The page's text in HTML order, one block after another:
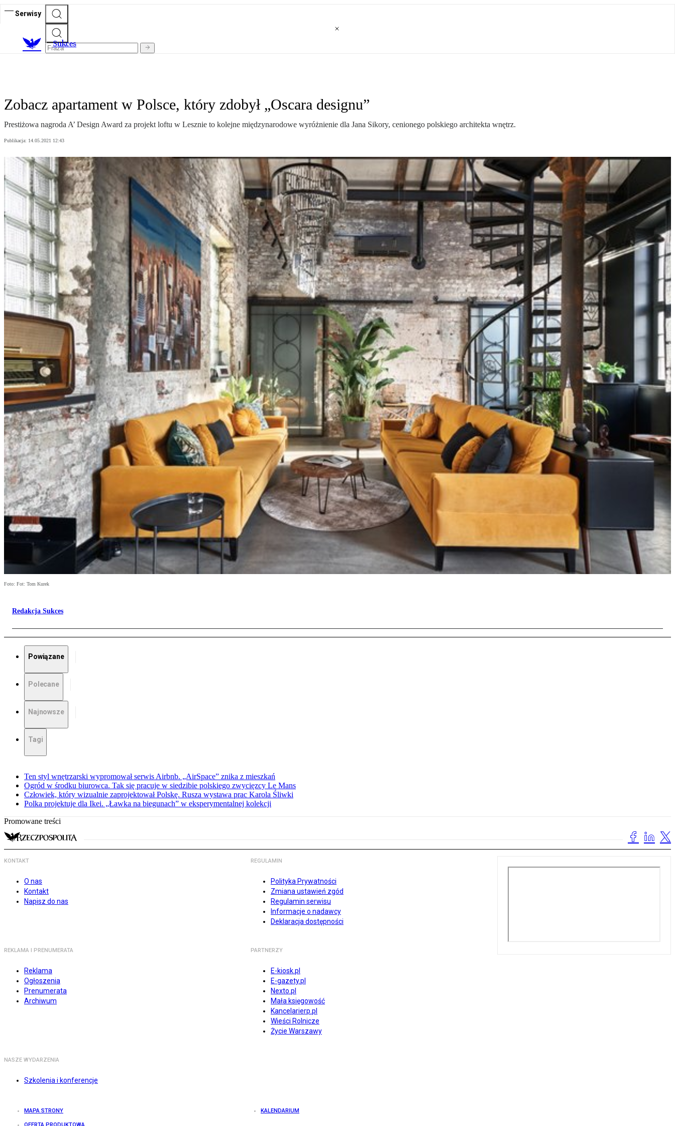
Serwisy
Sukces
Zobacz apartament w Polsce, który zdobył „Oscara designu”
Prestiżowa nagroda A’ Design Award za projekt loftu w Lesznie to kolejne międzynarodowe wyróżnienie dla Jana Sikory, cenionego polskiego architekta wnętrz.
Publikacja: 14.05.2021 12:43
Foto: Fot: Tom Kurek
Redakcja Sukces
Powiązane
Polecane
Najnowsze
Tagi
Ten styl wnętrzarski wypromował serwis Airbnb. „AirSpace” znika z mieszkań
Ogród w środku biurowca. Tak się pracuje w siedzibie polskiego zwycięzcy Le Mans
Człowiek, który wizualnie zaprojektował Polskę. Rusza wystawa prac Karola Śliwki
Polka projektuje dla Ikei. „Ławka na biegunach” w eksperymentalnej kolekcji
Promowane treści
KONTAKT
O nas
Kontakt
Napisz do nas
REGULAMIN
Polityka Prywatności
Zmiana ustawień zgód
Regulamin serwisu
Informacje o nadawcy
Deklaracja dostępności
REKLAMA I PRENUMERATA
Reklama
Ogłoszenia
Prenumerata
Archiwum
PARTNERZY
E-kiosk.pl
E-gazety.pl
Nexto.pl
Mała księgowość
Kancelarierp.pl
Wieści Rolnicze
Życie Warszawy
NASZE WYDARZENIA
Szkolenia i konferencje
MAPA STRONY KALENDARIUM